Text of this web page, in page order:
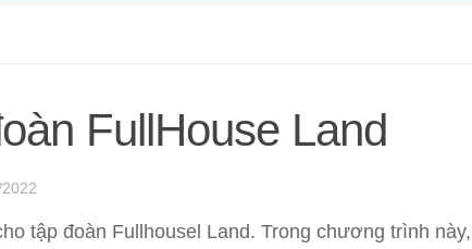
FullHouse Land
tập đoàn Fullhousel Land. Trong chương trình này,